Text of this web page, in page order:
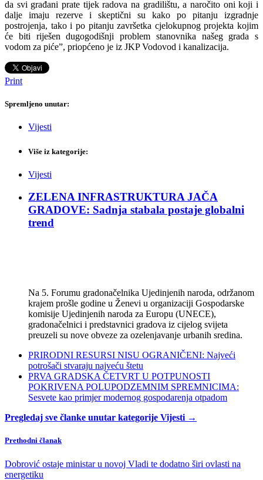
da svi građani prate tijek radova na gradilištu, a naročito oni koji i
dalje imaju rezerve i skeptični su kako po pitanju izgradnje
postrojenja, tako i po pitanju završetka cjelokupnog projekta kojim
će biti riješen dugogodišnji problem stanovnika našeg grada s
vodom za piće”, priopćeno je iz JKP Vodovod i kanalizacija.
Print
Spremljeno unutar:
Vijesti
Više iz kategorije:
Vijesti
ZELENA INFRASTRUKTURA JAČA
GRADOVE: Sadnja stabala postaje globalni
trend
Na 5. Forumu gradonačelnika Ujedinjenih naroda, održanom
krajem prošle godine u Ženevi u organizaciji Gospodarske
komisije Ujedinjenih naroda za Europu (UNECE),
gradonačelnici i predstavnici gradova iz cijelog svijeta
preuzeli su nove obveze za ozelenjavanje urbanih sredina.
PRIRODNI RESURSI NISU OGRANIČENI: Najveći
potrošači stvaraju najveću štetu
PRVA GRADSKA ČETVRT U POTPUNOSTI
POKRIVENA POLUPODZEMNIM SPREMNICIMA:
Sesvete kao primjer modernog gospodarenja otpadom
Pregledaj sve članke unutar kategorije Vijesti →
Prethodni članak
Dobrović ostaje ministar u novoj Vladi te dodatno širi ovlasti na
energetiku